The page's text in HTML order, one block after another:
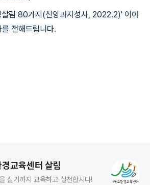
살림 80가지(신앙과지성사, 2022.2)' 이야
전해드립니다.
교육센터 살림
살기까지 교육하고 실천합시다!